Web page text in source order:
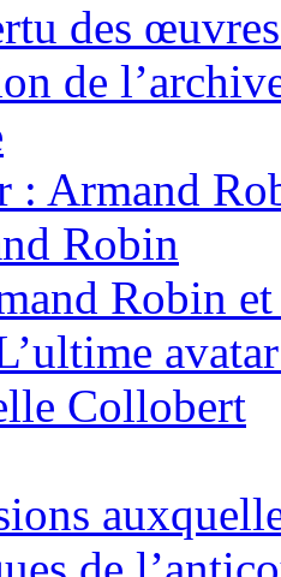
des
de
: Armand
Robin
Robin
Collobert